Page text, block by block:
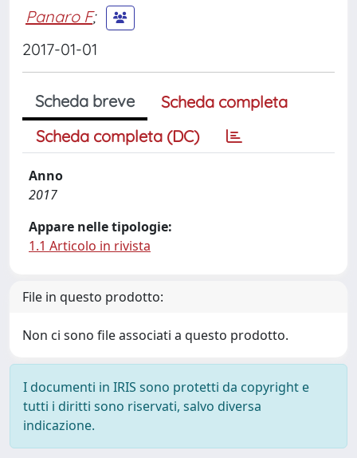
Panaro F;
2017-01-01
Scheda breve
Scheda completa
Scheda completa (DC)
Anno
2017
Appare nelle tipologie:
1.1 Articolo in rivista
File in questo prodotto:
Non ci sono file associati a questo prodotto.
I documenti in IRIS sono protetti da copyright e
tutti i diritti sono riservati, salvo diversa
indicazione.